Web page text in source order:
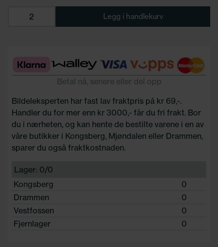
Legg i handlekurv
Betal nå, senere eller del opp
Bildeleksperten har fast lav fraktpris på kr 69,-.
Handler du for mer enn kr 3000,- får du fri frakt. Bor
du i nærheten, og kan hente de bestilte varene i en av
våre butikker i Kongsberg, Mjøndalen eller Drammen,
sparer du også fraktkostnaden.
Lager: 0/0
Kongsberg
0
Drammen
0
Vestfossen
0
Fjernlager
0